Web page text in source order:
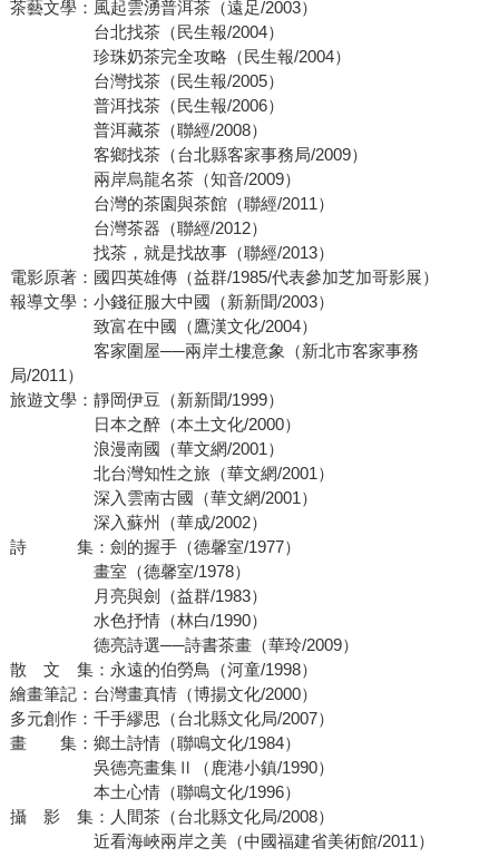
茶藝文學：風起雲湧普洱茶（遠足/2003）
台北找茶（民生報/2004）
珍珠奶茶完全攻略（民生報/2004）
台灣找茶（民生報/2005）
普洱找茶（民生報/2006）
普洱藏茶（聯經/2008）
客鄉找茶（台北縣客家事務局/2009）
兩岸烏龍名茶（知音/2009）
台灣的茶園與茶館（聯經/2011）
台灣茶器（聯經/2012）
找茶，就是找故事（聯經/2013）
電影原著：國四英雄傳（益群/1985/代表參加芝加哥影展）
報導文學：小錢征服大中國（新新聞/2003）
致富在中國（鷹漢文化/2004）
客家圍屋──兩岸土樓意象（新北市客家事務
局/2011）
旅遊文學：靜岡伊豆（新新聞/1999）
日本之醉（本土文化/2000）
浪漫南國（華文網/2001）
北台灣知性之旅（華文網/2001）
深入雲南古國（華文網/2001）
深入蘇州（華成/2002）
詩 集：劍的握手（德馨室/1977）
畫室（德馨室/1978）
月亮與劍（益群/1983）
水色抒情（林白/1990）
德亮詩選──詩書茶畫（華玲/2009）
散 文 集：永遠的伯勞鳥（河童/1998）
繪畫筆記：台灣畫真情（博揚文化/2000）
多元創作：千手繆思（台北縣文化局/2007）
畫 集：鄉土詩情（聯鳴文化/1984）
吳德亮畫集Ⅱ（鹿港小鎮/1990）
本土心情（聯鳴文化/1996）
攝 影 集：人間茶（台北縣文化局/2008）
近看海峽兩岸之美（中國福建省美術館/2011）